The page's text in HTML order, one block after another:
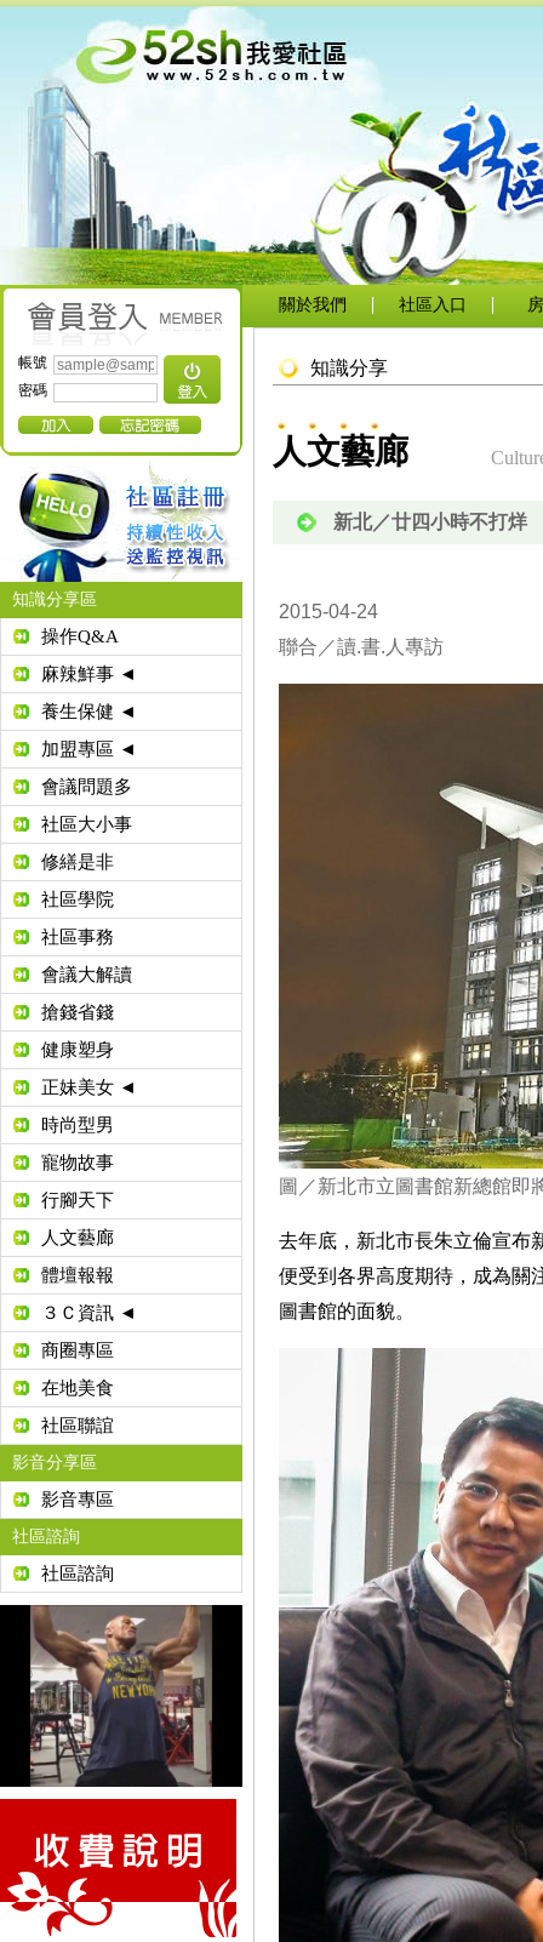
帳號
密碼
知識分享區
操作Q&A
麻辣鮮事 ◄
養生保健 ◄
加盟專區 ◄
會議問題多
社區大小事
修繕是非
社區學院
社區事務
會議大解讀
搶錢省錢
健康塑身
正妹美女 ◄
時尚型男
寵物故事
行腳天下
人文藝廊
體壇報報
３Ｃ資訊 ◄
商圈專區
在地美食
社區聯誼
影音分享區
影音專區
社區諮詢
社區諮詢
關於我們 社區入口
知識分享
人文藝廊
新北／廿四小時不打烊
2015-04-24
聯合／讀.書.人專訪
圖／新北市立圖書館新總館即
去年底，新北市長朱立倫宣布
便受到各界高度期待，成為關
圖書館的面貌。